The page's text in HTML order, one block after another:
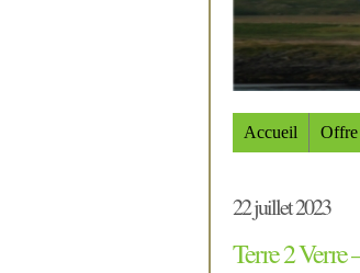
Accueil Offre
22 juillet 2023
Terre 2 Verre